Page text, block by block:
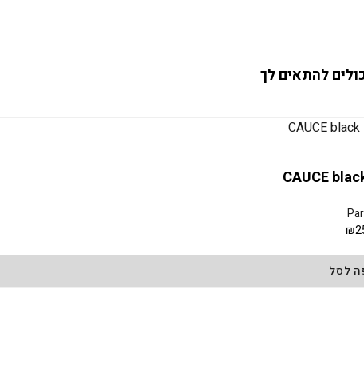
להתאים לך
₪
לסל